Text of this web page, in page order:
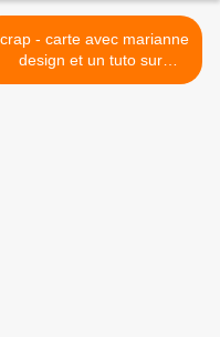
- carte avec marianne
design et un tuto sur
facebook >